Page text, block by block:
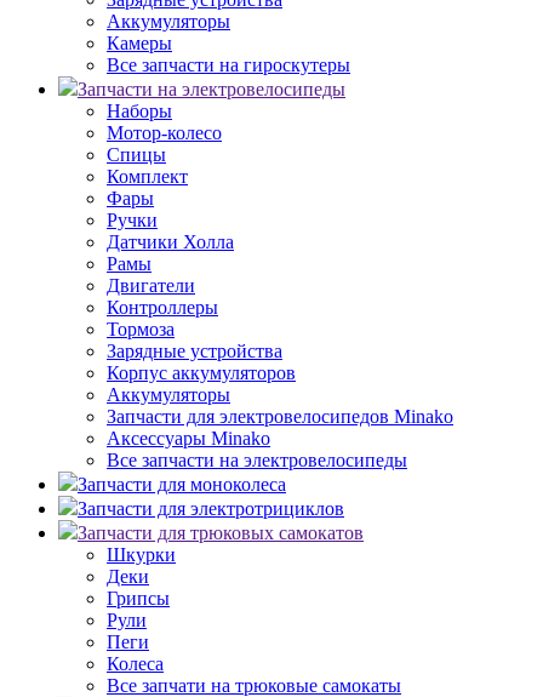
Аккумуляторы
Камеры
Все запчасти на гироскутеры
Запчасти на электровелосипеды
Наборы
Мотор-колесо
Спицы
Комплект
Фары
Ручки
Датчики Холла
Рамы
Двигатели
Контроллеры
Тормоза
Зарядные устройства
Корпус аккумуляторов
Аккумуляторы
Запчасти для электровелосипедов Minako
Аксессуары Minako
Все запчасти на электровелосипеды
Запчасти для моноколеса
Запчасти для электротрициклов
Запчасти для трюковых самокатов
Шкурки
Деки
Грипсы
Рули
Пеги
Колеса
Все запчати на трюковые самокаты